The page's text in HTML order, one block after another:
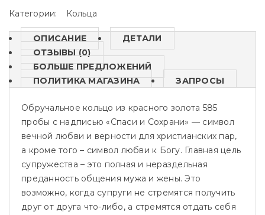
Категории: Кольца
ОПИСАНИЕ
ДЕТАЛИ
ОТЗЫВЫ (0)
БОЛЬШЕ ПРЕДЛОЖЕНИЙ
ПОЛИТИКА МАГАЗИНА
ЗАПРОСЫ
Обручальное кольцо из красного золота 585
пробы с надписью «Спаси и Сохрани» — символ
вечной любви и верности для христианских пар,
а кроме того – символ любви к Богу. Главная цель
супружества – это полная и нераздельная
преданность общения мужа и жены. Это
возможно, когда супруги не стремятся получить
друг от друга что-либо, а стремятся отдать себя